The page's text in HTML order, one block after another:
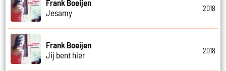
Frank Boeijen
Jesamy
2018
Frank Boeijen
Jij bent hier
2018